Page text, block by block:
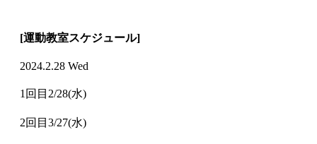
[運動教室スケジュール]
2024.2.28 Wed
1回目2/28(水)
2回目3/27(水)